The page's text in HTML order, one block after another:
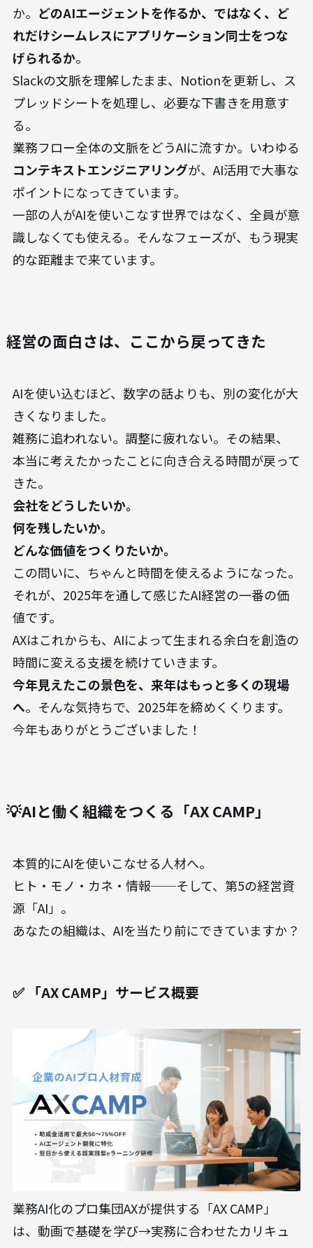
か。 どのAIエージェントを作るか、ではなく、ど
れだけシームレスにアプリケーション同士をつな
げられるか。
Slackの文脈を理解したまま、Notionを更新し、ス
プレッドシートを処理し、必要な下書きを用意す
る。
業務フロー全体の文脈をどうAIに流すか。いわゆる
コンテキストエンジニアリングが、AI活用で大事な
ポイントになってきています。
一部の人がAIを使いこなす世界ではなく、全員が意
識しなくても使える。そんなフェーズが、もう現実
的な距離まで来ています。
経営の面白さは、ここから戻ってきた
AIを使い込むほど、数字の話よりも、別の変化が大
きくなりました。
雑務に追われない。調整に疲れない。その結果、
本当に考えたかったことに向き合える時間が戻って
きた。
会社をどうしたいか。
何を残したいか。
どんな価値をつくりたいか。
この問いに、ちゃんと時間を使えるようになった。
それが、2025年を通して感じたAI経営の一番の価
値です。
AXはこれからも、AIによって生まれる余白を創造の
時間に変える支援を続けていきます。
今年見えたこの景色を、来年はもっと多くの現場
へ。そんな気持ちで、2025年を締めくくります。
今年もありがとうございました！
💡AIと働く組織をつくる「AX CAMP」
本質的にAIを使いこなせる人材へ。
ヒト・モノ・カネ・情報──そして、第5の経営資
源「AI」。
あなたの組織は、AIを当たり前にできていますか？
✅ 「AX CAMP」サービス概要
業務AI化のプロ集団AXが提供する「AX CAMP」
は、動画で基礎を学び→実務に合わせたカリキュ